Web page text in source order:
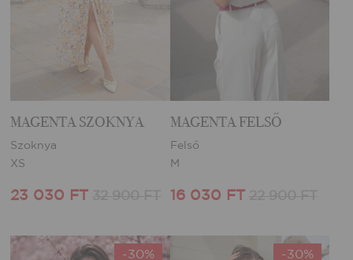
MAGENTA SZOKNYA
Szoknya
XS
23 030 FT
MAGENTA FELSŐ
Felső
M
16 030 FT
-30% -30%